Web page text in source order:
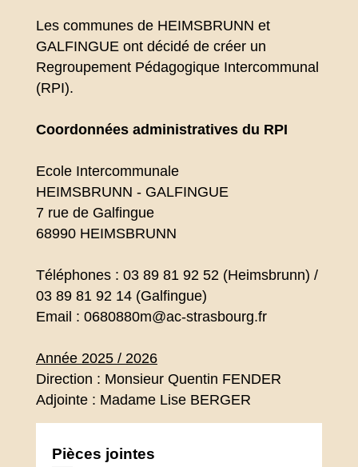
Les communes de HEIMSBRUNN et
GALFINGUE ont décidé de créer un
Regroupement Pédagogique Intercommunal
(RPI).
Coordonnées administratives du RPI
Ecole Intercommunale
HEIMSBRUNN - GALFINGUE
7 rue de Galfingue
68990 HEIMSBRUNN
Téléphones : 03 89 81 92 52 (Heimsbrunn) /
03 89 81 92 14 (Galfingue)
Email : 0680880m@ac-strasbourg.fr
Année 2025 / 2026
Direction : Monsieur Quentin FENDER
Adjointe : Madame Lise BERGER
Pièces jointes